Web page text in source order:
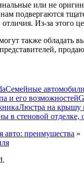
или не
подвергаются
Из-за этого
также обладать
Семейные
Люстра на крышу
авто: преимущества »